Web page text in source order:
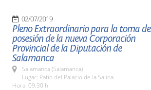
02/07/2019
Pleno Extraordinario para la toma de
posesión de la nueva Corporación
Provincial de la Diputación de
Salamanca
Salamanca (Salamanca)
Lugar: Patio del Palacio de la Salina
Hora: 09:30 h.